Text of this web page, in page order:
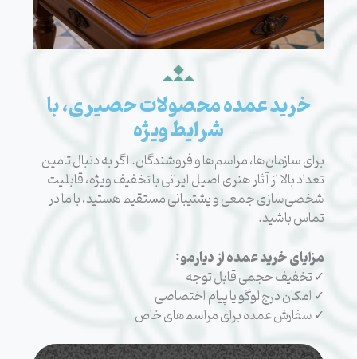
خرید عمده محصولات حصیری، با
شرایط ویژه
برای سازمان‌ها، مراسم‌ها و فروشندگان. اگر به دنبال تامین
تعداد بالا از آثار هنری اصیل ایرانی با تخفیف ویژه، قابلیت
شخصی‌سازی جمعی و پشتیبانی مستقیم هستید، با ما در
تماس باشید.
مزایای خرید عمده از دیارمو:
✓ تخفیف حجمی قابل توجه
✓ امکان درج لوگو یا پیام اختصاصی
✓ سفارش عمده برای مراسم‌های خاص